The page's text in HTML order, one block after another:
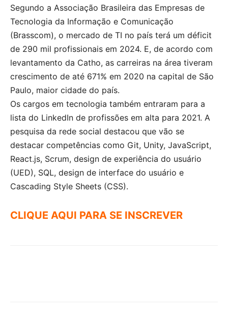
Segundo a Associação Brasileira das Empresas de
Tecnologia da Informação e Comunicação
(Brasscom), o mercado de TI no país terá um déficit
de 290 mil profissionais em 2024. E, de acordo com
levantamento da Catho, as carreiras na área tiveram
crescimento de até 671% em 2020 na capital de São
Paulo, maior cidade do país.
Os cargos em tecnologia também entraram para a
lista do LinkedIn de profissões em alta para 2021. A
pesquisa da rede social destacou que vão se
destacar competências como Git, Unity, JavaScript,
React.js, Scrum, design de experiência do usuário
(UED), SQL, design de interface do usuário e
Cascading Style Sheets (CSS).
CLIQUE AQUI PARA SE INSCREVER